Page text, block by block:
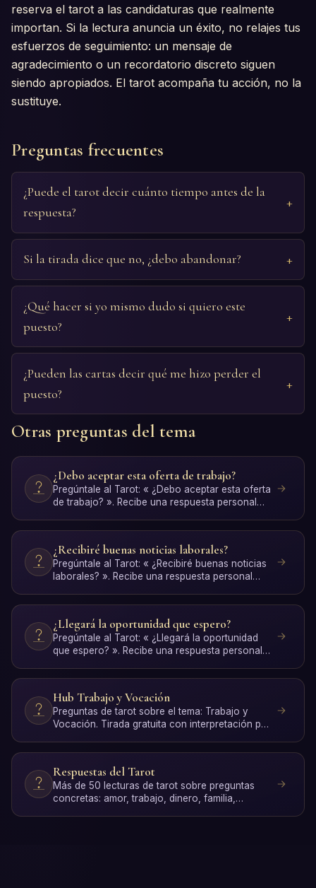
reserva el tarot a las candidaturas que realmente
importan. Si la lectura anuncia un éxito, no relajes tus
esfuerzos de seguimiento: un mensaje de
agradecimiento o un recordatorio discreto siguen
siendo apropiados. El tarot acompaña tu acción, no la
sustituye.
Preguntas frecuentes
¿Puede el tarot decir cuánto tiempo antes de la
respuesta?
Si la tirada dice que no, ¿debo abandonar?
¿Qué hacer si yo mismo dudo si quiero este
puesto?
¿Pueden las cartas decir qué me hizo perder el
puesto?
Otras preguntas del tema
¿Debo aceptar esta oferta de trabajo?
Pregúntale al Tarot: « ¿Debo aceptar esta oferta
de trabajo? ». Recibe una respuesta personal
¿Recibiré buenas noticias laborales?
Pregúntale al Tarot: « ¿Recibiré buenas noticias
laborales? ». Recibe una respuesta personal
¿Llegará la oportunidad que espero?
Pregúntale al Tarot: « ¿Llegará la oportunidad
que espero? ». Recibe una respuesta personal
Hub Trabajo y Vocación
Preguntas de tarot sobre el tema: Trabajo y
Vocación. Tirada gratuita con interpretación por
Respuestas del Tarot
Más de 50 lecturas de tarot sobre preguntas
concretas: amor, trabajo, dinero, familia,